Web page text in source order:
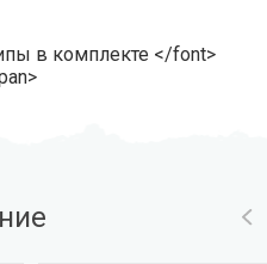
в комплекте </font>